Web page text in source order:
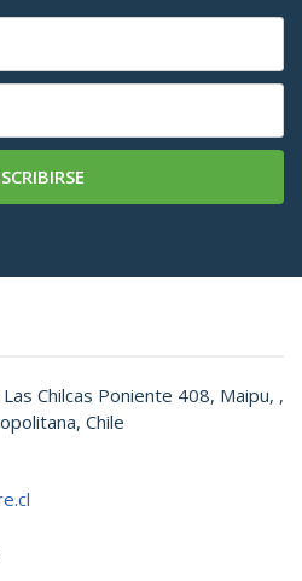
Chilcas Poniente 408, Maipu, ,
Chile